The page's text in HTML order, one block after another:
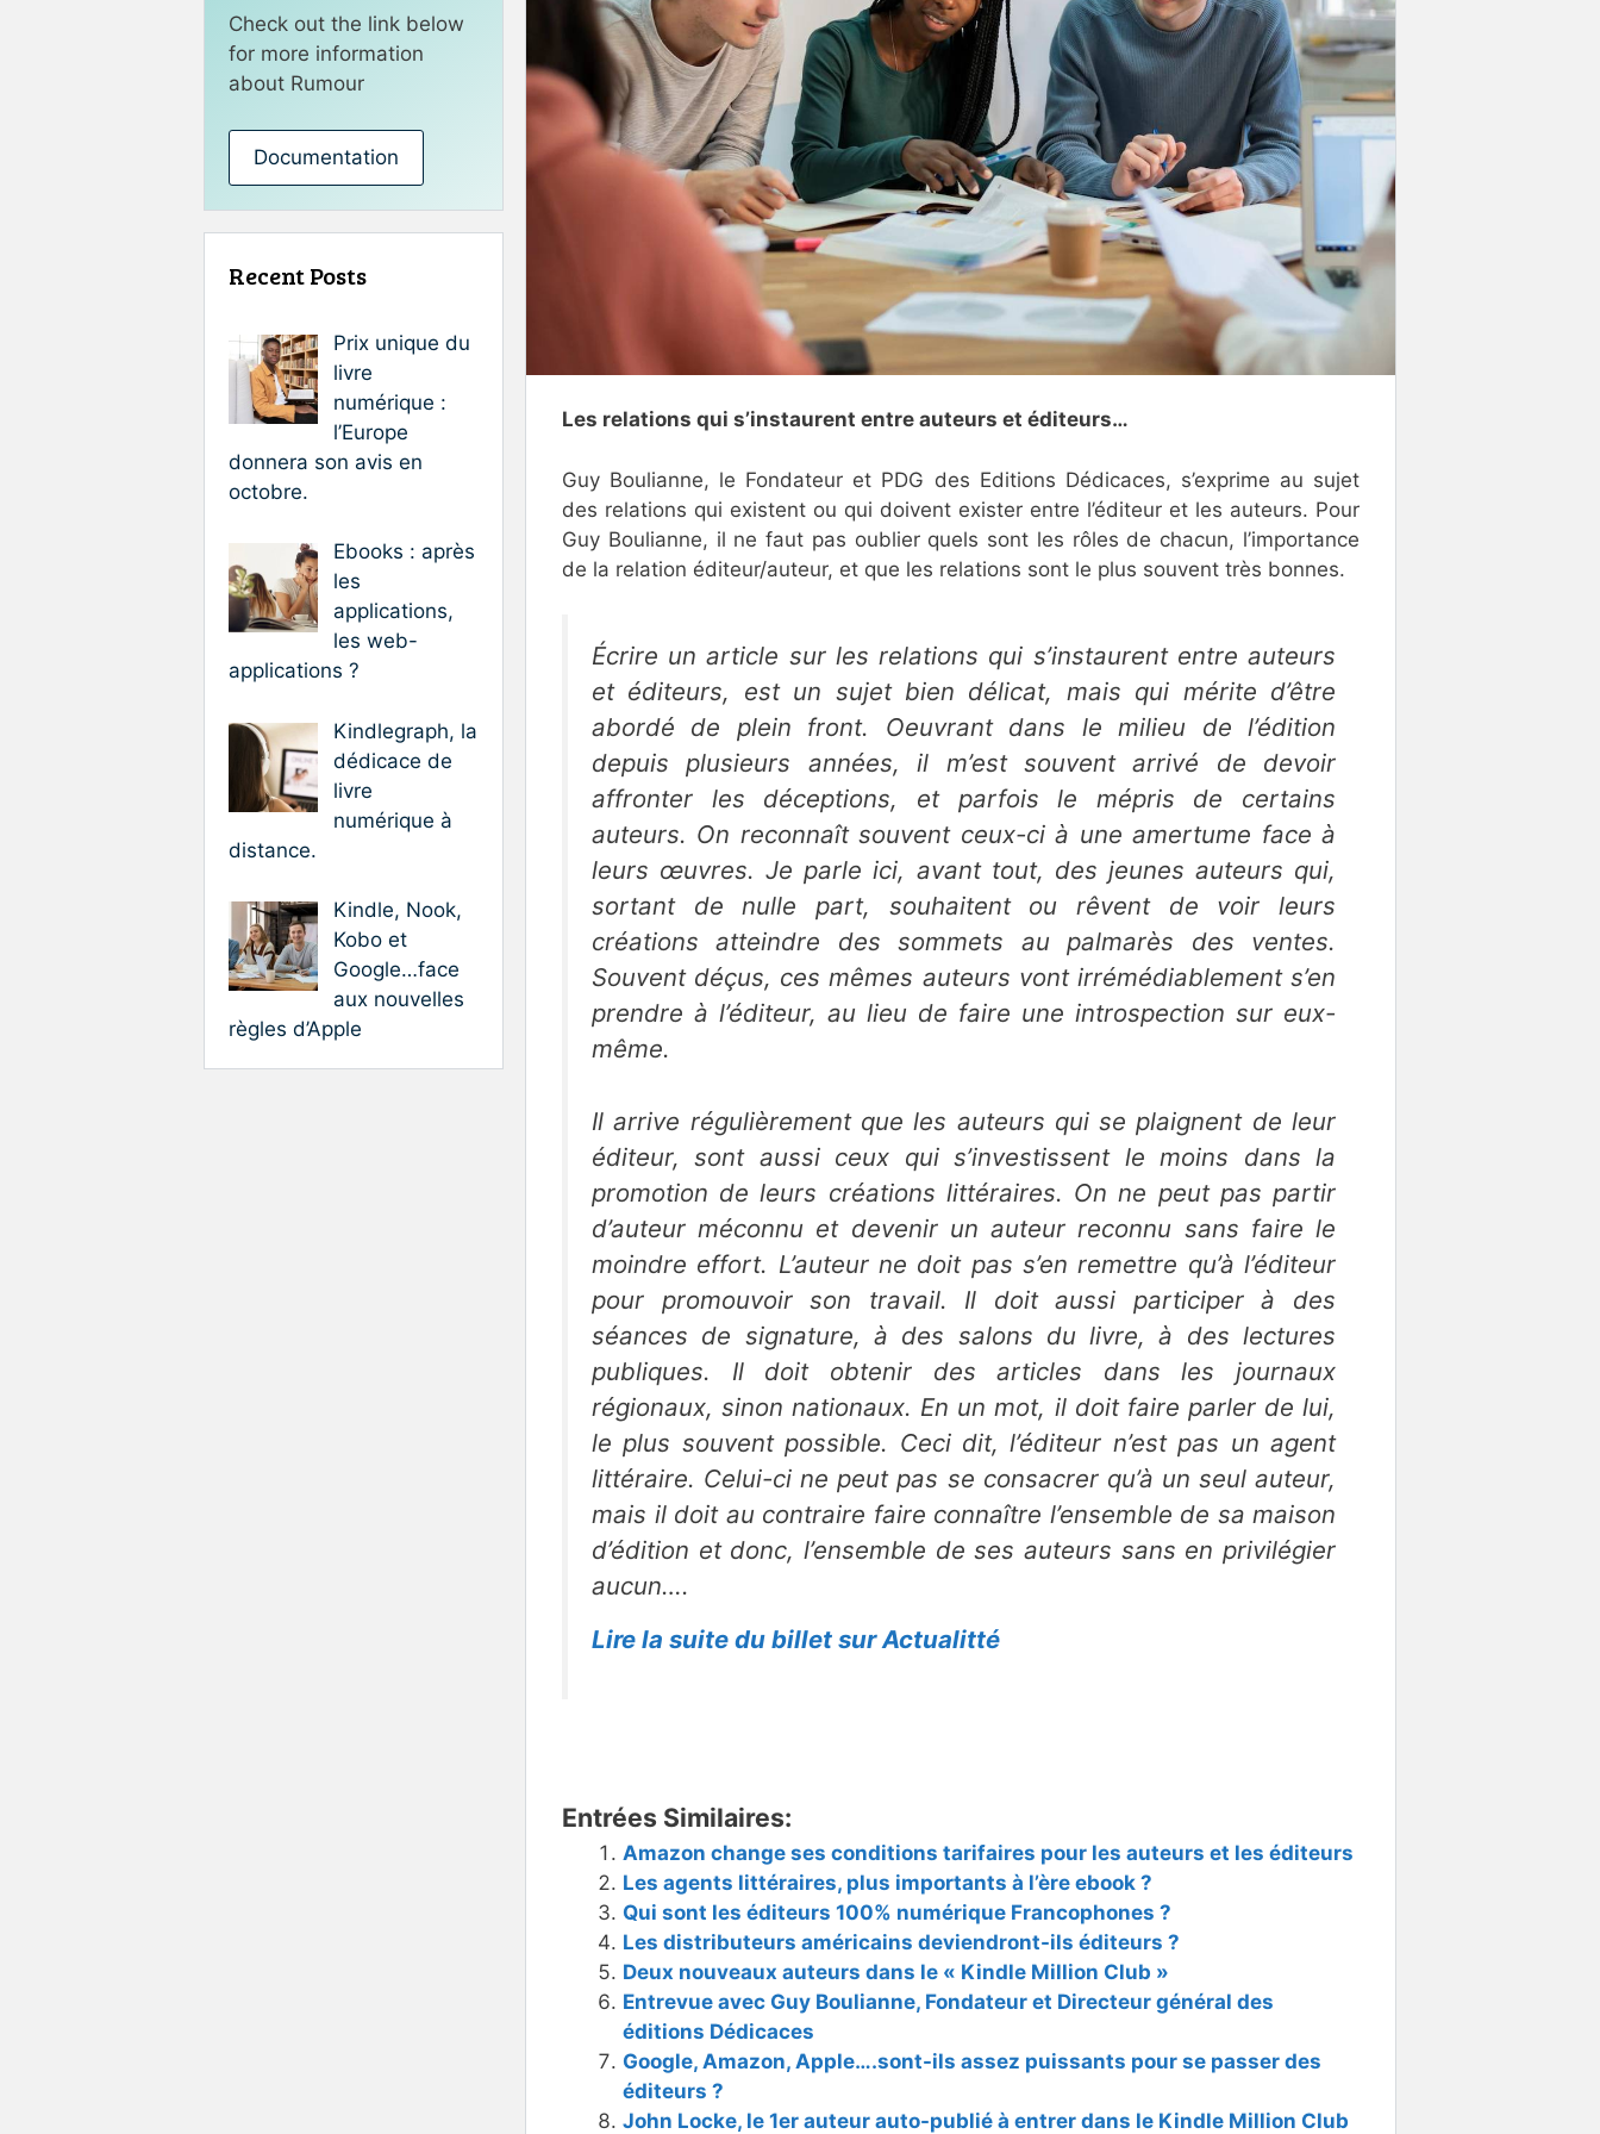
Les relations qui s’instaurent entre auteurs et éditeurs…
Guy Boulianne, le Fondateur et PDG des Editions Dédicaces, s’exprime au sujet
des relations qui existent ou qui doivent exister entre l’éditeur et les auteurs. Pour
Guy Boulianne, il ne faut pas oublier quels sont les rôles de chacun, l’importance
de la relation éditeur/auteur, et que les relations sont le plus souvent très bonnes.
Écrire un article sur les relations qui s’instaurent entre auteurs
et éditeurs, est un sujet bien délicat, mais qui mérite d’être
abordé de plein front. Oeuvrant dans le milieu de l’édition
depuis plusieurs années, il m’est souvent arrivé de devoir
affronter les déceptions, et parfois le mépris de certains
auteurs. On reconnaît souvent ceux-ci à une amertume face à
leurs œuvres. Je parle ici, avant tout, des jeunes auteurs qui,
sortant de nulle part, souhaitent ou rêvent de voir leurs
créations atteindre des sommets au palmarès des ventes.
Souvent déçus, ces mêmes auteurs vont irrémédiablement s’en
prendre à l’éditeur, au lieu de faire une introspection sur eux-
même.
Il arrive régulièrement que les auteurs qui se plaignent de leur
éditeur, sont aussi ceux qui s’investissent le moins dans la
promotion de leurs créations littéraires. On ne peut pas partir
d’auteur méconnu et devenir un auteur reconnu sans faire le
moindre effort. L’auteur ne doit pas s’en remettre qu’à l’éditeur
pour promouvoir son travail. Il doit aussi participer à des
séances de signature, à des salons du livre, à des lectures
publiques. Il doit obtenir des articles dans les journaux
régionaux, sinon nationaux. En un mot, il doit faire parler de lui,
le plus souvent possible. Ceci dit, l’éditeur n’est pas un agent
littéraire. Celui-ci ne peut pas se consacrer qu’à un seul auteur,
mais il doit au contraire faire connaître l’ensemble de sa maison
d’édition et donc, l’ensemble de ses auteurs sans en privilégier
aucun….
Lire la suite du billet sur Actualitté
Entrées Similaires:
Amazon change ses conditions tarifaires pour les auteurs et les éditeurs
Les agents littéraires, plus importants à l’ère ebook ?
Qui sont les éditeurs 100% numérique Francophones ?
Les distributeurs américains deviendront-ils éditeurs ?
Deux nouveaux auteurs dans le « Kindle Million Club »
Entrevue avec Guy Boulianne, Fondateur et Directeur général des
éditions Dédicaces
Google, Amazon, Apple….sont-ils assez puissants pour se passer des
éditeurs ?
John Locke, le 1er auteur auto-publié à entrer dans le Kindle Million Club
Check out the link below
for more information
about Rumour
Documentation
Recent Posts
Prix unique du
livre
numérique :
l’Europe
donnera son avis en
octobre.
Ebooks : après
les
applications,
les web-
applications ?
Kindlegraph, la
dédicace de
livre
numérique à
distance.
Kindle, Nook,
Kobo et
Google…face
aux nouvelles
règles d’Apple